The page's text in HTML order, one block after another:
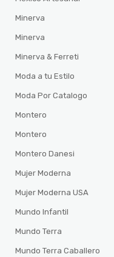
Minerva
Minerva
Minerva & Ferreti
Moda a tu Estilo
Moda Por Catalogo
Montero
Montero
Montero Danesi
Mujer Moderna
Mujer Moderna USA
Mundo Infantil
Mundo Terra
Mundo Terra Caballero